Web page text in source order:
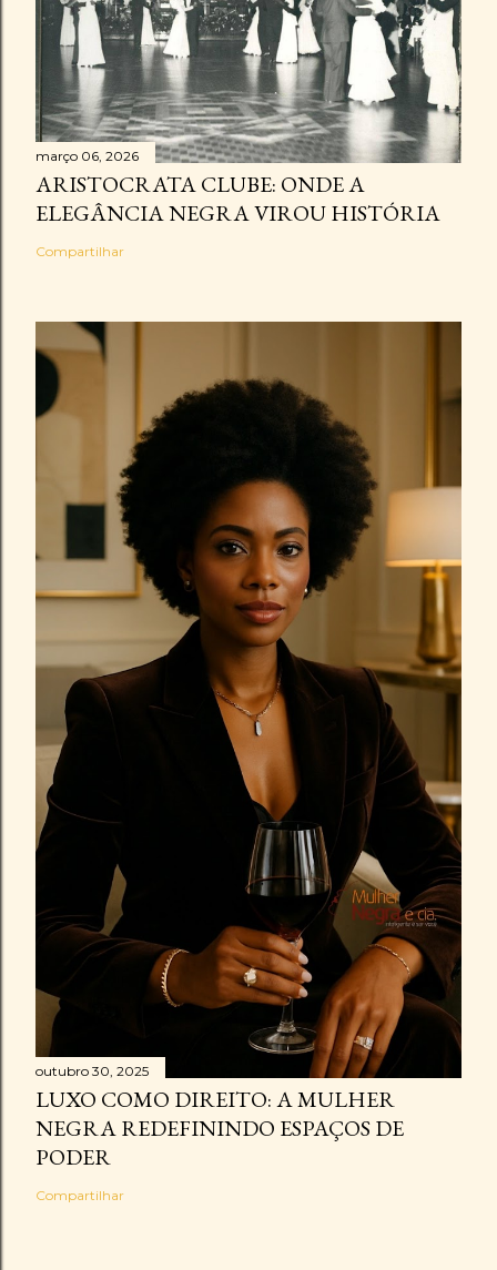
março 06, 2026
ARISTOCRATA CLUBE: ONDE A
ELEGÂNCIA NEGRA VIROU HISTÓRIA
Compartilhar
outubro 30, 2025
LUXO COMO DIREITO: A MULHER
NEGRA REDEFININDO ESPAÇOS DE
PODER
Compartilhar